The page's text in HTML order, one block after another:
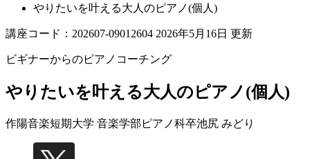
やりたいを叶える大人のピアノ(個人)
講座コード：202607-09012604 2026年5月16日 更新
ビギナーからのピアノコーチング
やりたいを叶える大人のピアノ(個人)
作陽音楽短期大学 音楽学部ピアノ科卒池尻 みどり